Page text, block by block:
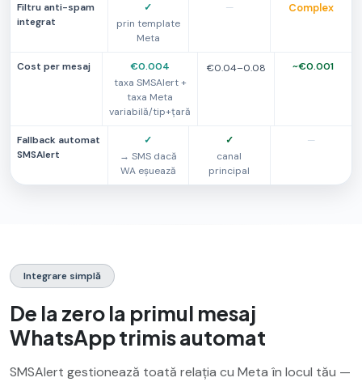
Filtru anti-spam
integrat
✓
prin template
Meta
— Complex
Cost per mesaj
€0.004
taxa SMSAlert +
taxa Meta
variabilă/tip+țară
€0.04–0.08 ~€0.001
Fallback automat
SMSAlert
✓
→ SMS dacă
WA eșuează
✓
canal
principal
—
Integrare simplă
De la zero la primul mesaj
WhatsApp trimis automat
SMSAlert gestionează toată relația cu Meta în locul tău —